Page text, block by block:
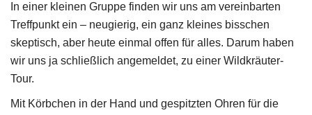
In einer kleinen Gruppe finden wir uns am vereinbarten
Treffpunkt ein – neugierig, ein ganz kleines bisschen
skeptisch, aber heute einmal offen für alles. Darum haben
wir uns ja schließlich angemeldet, zu einer Wildkräuter-
Tour.
Mit Körbchen in der Hand und gespitzten Ohren für die